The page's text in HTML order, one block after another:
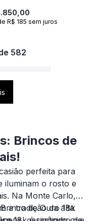
R$ 185 sem juros
582
Brincos de
perfeita para
iluminam o rosto e
Na Monte Carlo,
a tradição da alta
de Ouro 18k